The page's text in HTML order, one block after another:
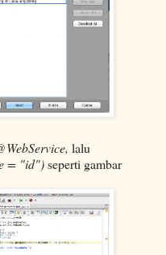
lalu
= "id")seperti gambar